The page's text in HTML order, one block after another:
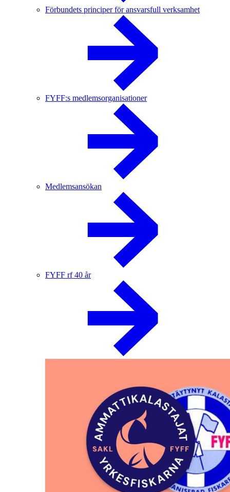
Förbundets principer för ansvarsfull verksamhet
FYFF:s medlemsorganisationer
Medlemsansökan
FYFF rf 40 år